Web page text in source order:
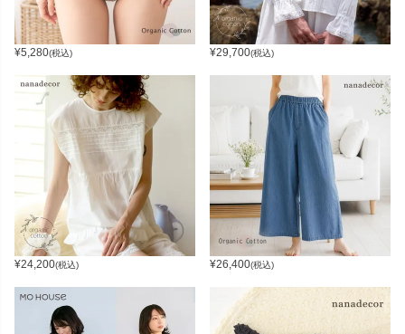
¥5,280(税込) ¥29,700(税込)
¥24,200(税込) ¥26,400(税込)